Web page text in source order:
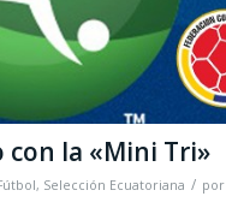
con la «Mini Tri»
, Selección Ecuatoriana / por